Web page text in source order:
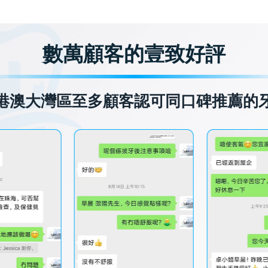
數萬顧客的壹致好評
澳大灣區至多顧客認可同口碑推薦的